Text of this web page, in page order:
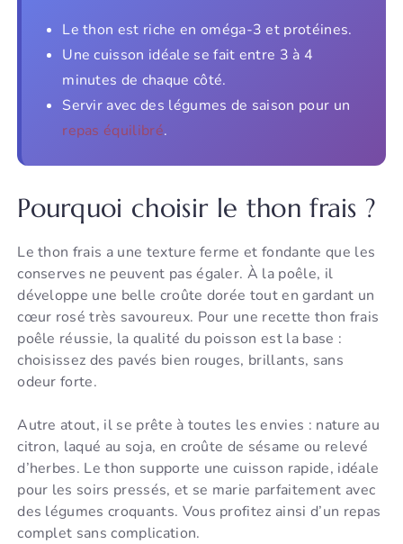
Le thon est riche en oméga-3 et protéines.
Une cuisson idéale se fait entre 3 à 4
minutes de chaque côté.
Servir avec des légumes de saison pour un
repas équilibré.
Pourquoi choisir le thon frais ?
Le thon frais a une texture ferme et fondante que les
conserves ne peuvent pas égaler. À la poêle, il
développe une belle croûte dorée tout en gardant un
cœur rosé très savoureux. Pour une recette thon frais
poêle réussie, la qualité du poisson est la base :
choisissez des pavés bien rouges, brillants, sans
odeur forte.
Autre atout, il se prête à toutes les envies : nature au
citron, laqué au soja, en croûte de sésame ou relevé
d’herbes. Le thon supporte une cuisson rapide, idéale
pour les soirs pressés, et se marie parfaitement avec
des légumes croquants. Vous profitez ainsi d’un repas
complet sans complication.